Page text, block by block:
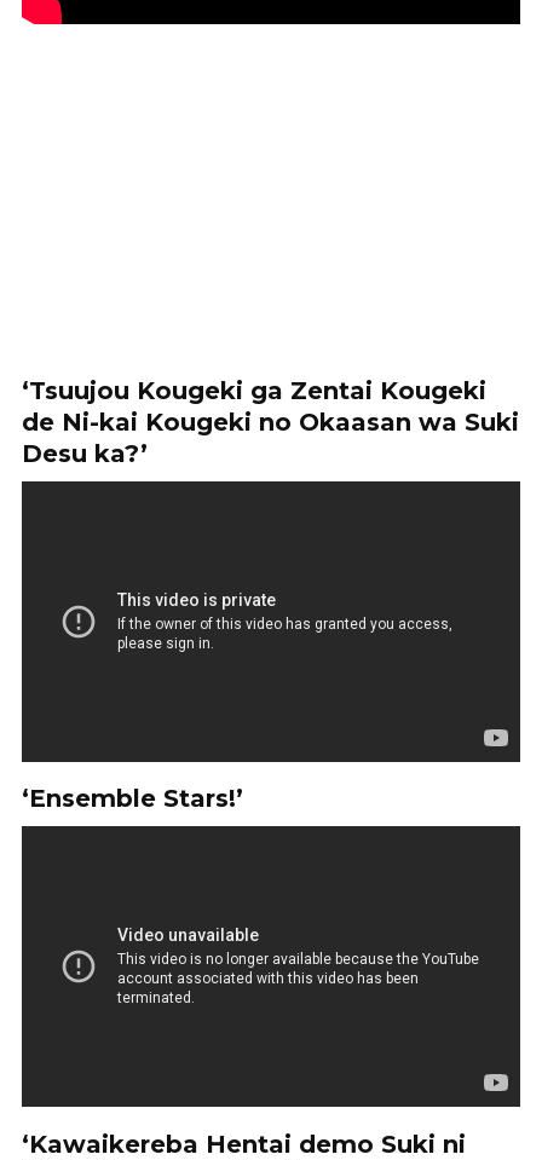
‘Tsuujou Kougeki ga Zentai Kougeki
de Ni-kai Kougeki no Okaasan wa Suki
Desu ka?’
‘Ensemble Stars!’
‘Kawaikereba Hentai demo Suki ni